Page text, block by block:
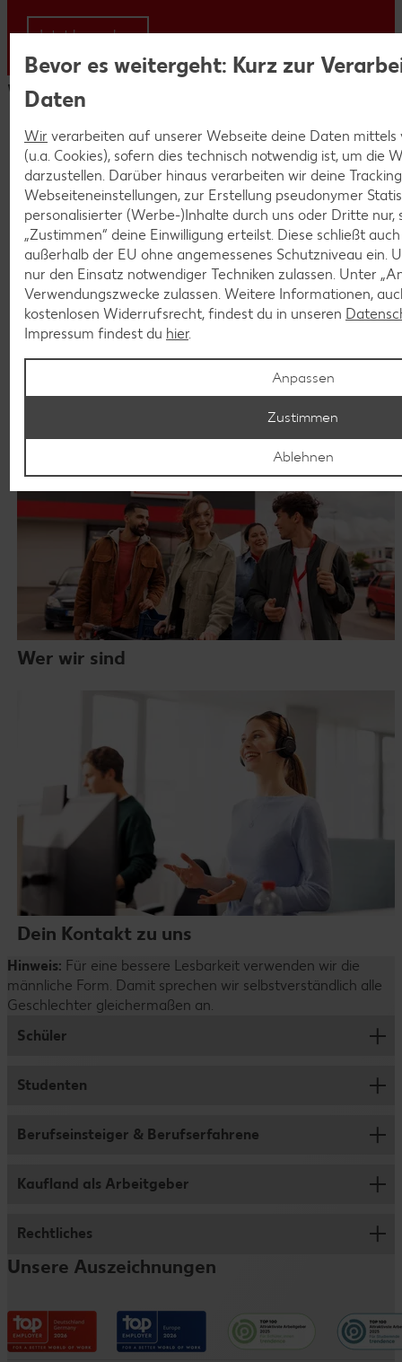
Jetzt bewerben
Weitere Infos für dich
Wer wir sind
Dein Kontakt zu uns
Hinweis: Für eine bessere Lesbarkeit verwenden wir die
männliche Form. Damit sprechen wir selbstverständlich alle
Geschlechter gleichermaßen an.
Schüler
Ausbildung
Schülerjob
Informationen für Eltern
Studenten
Jobs für Studenten und Werkstudenten
Berufseinsteiger & Berufserfahrene
Verkauf
Fleischwerk
Kaufland e-commerce
Kaufland als Arbeitgeber
Wer wir sind
Vorteile
Entwicklungsmöglichkeiten
Messen & Events
Rechtliches
Datenschutzhinweise
Unsere Auszeichnungen
Bevor es weitergeht: Kurz zur
Daten
Wir verarbeiten auf unserer Webseite deine Daten mittels
(u.a. Cookies), sofern dies technisch notwendig ist, um die
darzustellen. Darüber hinaus verarbeiten wir deine
Webseiteneinstellungen, zur Erstellung pseudonymer
personalisierter (Werbe-)Inhalte durch uns oder Dritte nur,
„Zustimmen“ deine Einwilligung erteilst. Diese schließt
außerhalb der EU ohne angemessenes Schutzniveau ein.
nur den Einsatz notwendiger Techniken zulassen. Unter
Verwendungszwecke zulassen. Weitere Informationen,
kostenlosen Widerrufsrecht, findest du in unseren
Impressum findest du hier.
Anpassen
Ablehnen
Zustimmen